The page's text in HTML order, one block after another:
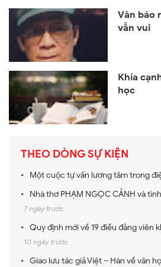
Văn báo
vẫn vui
Khía
học
THEO DÒNG SỰ KIỆN
Một cuộc tự vấn lương tâm trong
Nhà thơ PHẠM NGỌC CẢNH và
7 ngày trước
Quy định mới về 19 điều đảng viên
10 ngày trước
Giao lưu tác giả Việt – Hàn về văn